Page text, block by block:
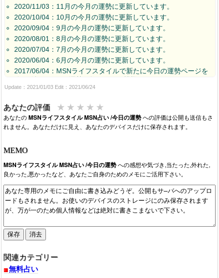
2020/11/03：11月の今月の運勢に更新しています。
2020/10/04：10月の今月の運勢に更新しています。
2020/09/04：9月の今月の運勢に更新しています。
2020/08/01：8月の今月の運勢に更新しています。
2020/07/04：7月の今月の運勢に更新しています。
2020/06/04：6月の今月の運勢に更新しています。
2017/06/04：MSNライフスタイルで新たに今日の運勢ページを
2013/10/07：msn占いは2013年9月30日でサービス終了。
Update：2021/01/03 Edit：2021/06/24
あなたの評価 ★ ★ ★ ★ ★
あなたのMSNライフスタイル MSN占い /今日の運勢への評価は公開も送信もさ
れません。あなただけに見え、あなたのデバイスだけに保存されます。
MEMO
MSNライフスタイル MSN占い /今日の運勢への感想や気づき,当たった,外れた,
良かった,悪かったなど、あなたご自身のためのメモにご活用下さい。
関連カテゴリー
無料占い